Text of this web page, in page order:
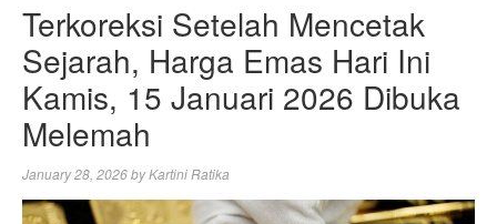
Terkoreksi Setelah Mencetak
Sejarah, Harga Emas Hari Ini
Kamis, 15 Januari 2026 Dibuka
Melemah
January 28, 2026byKartini Ratika